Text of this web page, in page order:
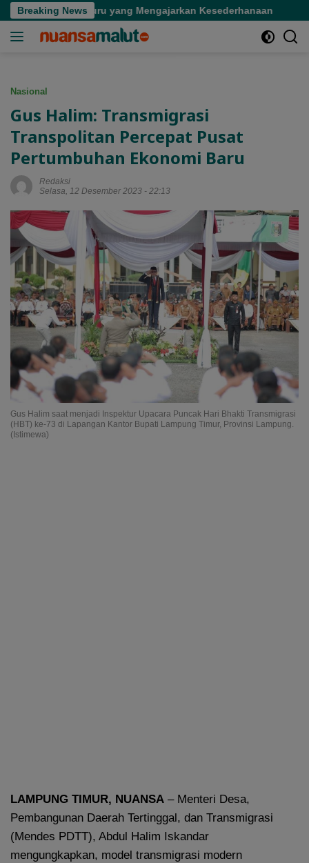
Langsung
ke
Breaking News
Guru yang Mengajarkan Kesederhanaan
Nasional
Gus Halim: Transmigrasi
Transpolitan Percepat Pusat
Pertumbuhan Ekonomi Baru
Redaksi
Selasa, 12 Desember 2023 - 22:13
Gus Halim saat menjadi Inspektur Upacara Puncak Hari Bhakti Transmigrasi
(HBT) ke-73 di Lapangan Kantor Bupati Lampung Timur, Provinsi Lampung.
(Istimewa)
LAMPUNG TIMUR, NUANSA – Menteri Desa,
Pembangunan Daerah Tertinggal, dan Transmigrasi
(Mendes PDTT), Abdul Halim Iskandar
mengungkapkan, model transmigrasi modern